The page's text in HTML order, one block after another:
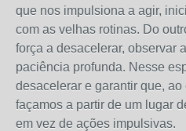
que nos impulsiona a agir,
com as velhas rotinas. Do
força a desacelerar, observar
paciência profunda. Nesse
desacelerar e garantir que,
façamos a partir de um lugar
em vez de ações impulsivas.